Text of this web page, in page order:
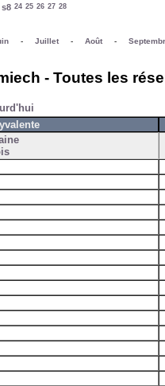
s8 24 25 26 27 28
- Juillet- Août-
- Toutes les